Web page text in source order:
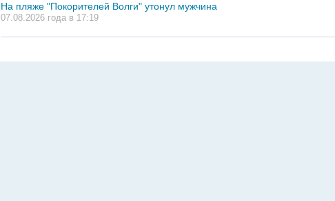
На пляже "Покорителей Волги" утонул мужчина
07.08.2026 года в 17:19